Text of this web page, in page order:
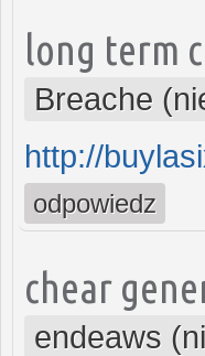
long term
Breache
http://
odpowiedz
chear
endeaws